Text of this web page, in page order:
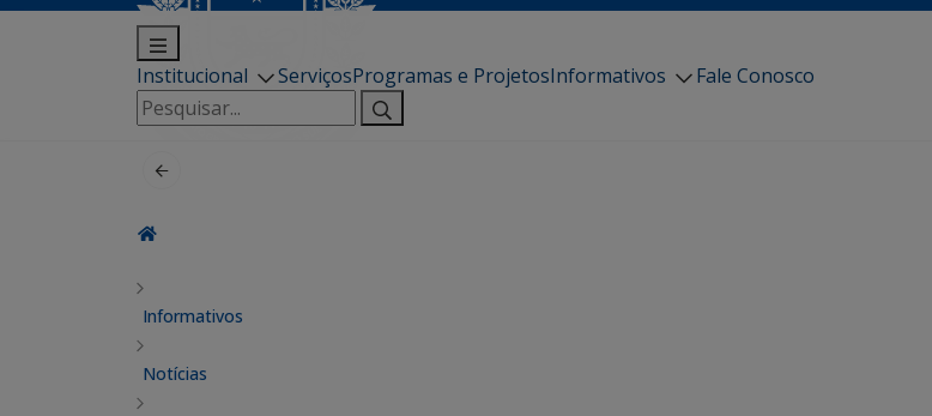
Institucional ServiçosProgramas e ProjetosInformativos
Fale Conosco
Pesquisar
por:
Informativos
Notícias